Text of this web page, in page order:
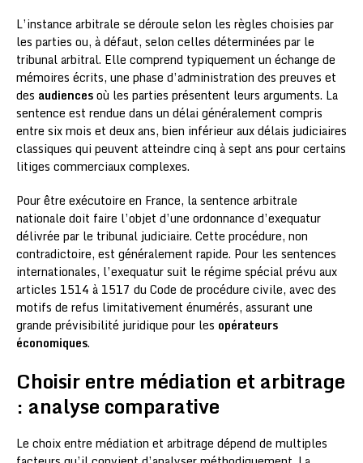
L’instance arbitrale se déroule selon les règles choisies par
les parties ou, à défaut, selon celles déterminées par le
tribunal arbitral. Elle comprend typiquement un échange de
mémoires écrits, une phase d’administration des preuves et
des audiencesoù les parties présentent leurs arguments. La
sentence est rendue dans un délai généralement compris
entre six mois et deux ans, bien inférieur aux délais judiciaires
classiques qui peuvent atteindre cinq à sept ans pour certains
litiges commerciaux complexes.
Pour être exécutoire en France, la sentence arbitrale
nationale doit faire l’objet d’une ordonnance d’exequatur
délivrée par le tribunal judiciaire. Cette procédure, non
contradictoire, est généralement rapide. Pour les sentences
internationales, l’exequatur suit le régime spécial prévu aux
articles 1514 à 1517 du Code de procédure civile, avec des
motifs de refus limitativement énumérés, assurant une
grande prévisibilité juridique pour les opérateurs
économiques.
Choisir entre médiation et arbitrage
: analyse comparative
Le choix entre médiation et arbitrage dépend de multiples